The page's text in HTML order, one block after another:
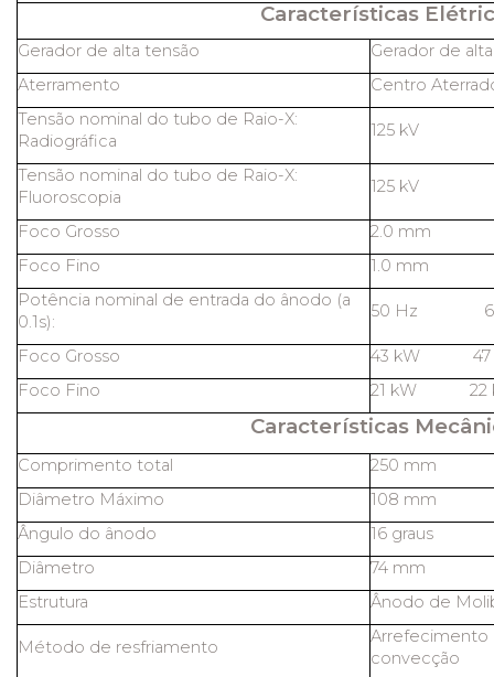
Características
Gerador de alta tensão
Gerador de
Aterramento
Centro
Tensão nominal do tubo de Raio-X:
Radiográfica
125 kV
Tensão nominal do tubo de Raio-X:
Fluoroscopia
125 kV
Foco Grosso
2.0 mm
Foco Fino
1.0 mm
Potência nominal de entrada do ânodo (a
0.1s):
50 Hz 60
Foco Grosso
43 kW 47
Foco Fino
21 kW 22
Características
Comprimento total
250 mm
Diâmetro Máximo
108 mm
Ângulo do ânodo
16 graus
Diâmetro
74 mm
Estrutura
Ânodo de
Método de resfriamento
Arrefecimento
convecção